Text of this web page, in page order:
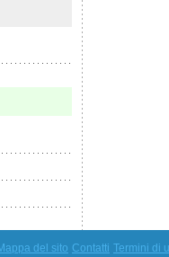
del sito Contatti Termini di